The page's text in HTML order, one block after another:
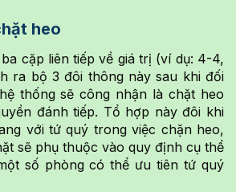
heo
cặp liên tiếp về giá trị (ví dụ: 4-4,
ra bộ 3 đôi thông này sau khi đối
thống sẽ công nhận là chặt heo
đánh tiếp. Tổ hợp này đôi khi
với tứ quý trong việc chặn heo,
sẽ phụ thuộc vào quy định cụ thể
số phòng có thể ưu tiên tứ quý